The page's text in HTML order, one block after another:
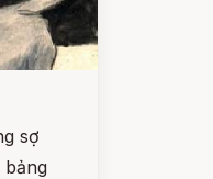
sợ
bảng